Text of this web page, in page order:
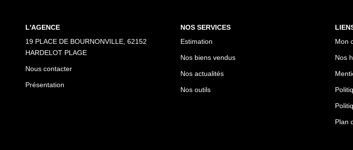
L'AGENCE
19 PLACE DE BOURNONVILLE, 62152
HARDELOT PLAGE
Nous contacter
Présentation
NOS SERVICES
Estimation
Nos biens vendus
Nos actualités
Nos outils
Mon
Nos
Plan